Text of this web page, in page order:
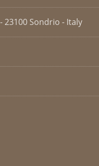
23100 Sondrio - Italy